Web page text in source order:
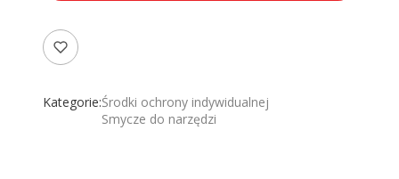
Kategorie:Środki ochrony indywidualnej
Smycze do narzędzi